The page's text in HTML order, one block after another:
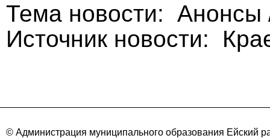
Тема новости:
Источник новости:
© Администрация муниципального образования Ейский